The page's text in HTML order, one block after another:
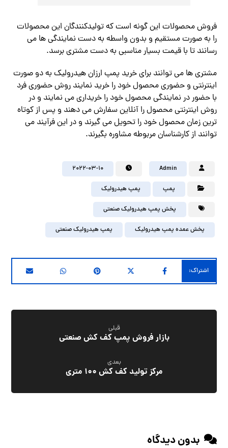
فروش محصولات این گونه است که تولیدکنندگان این محصولات
را به صورت مستقیم و بدون واسطه به دست نمایندگی ها می
رسانند تا با قیمت بسیار مناسبی به دست مشتری برسد.
مشتری ها می توانند برای خرید پمپ ارزان هیدرولیک به دو صورت
اینترنتی و حضوری محصول خود را خرید نمایند روش حضوری فرد
با حضور در نمایندگی محصول خود را خریداری می نمایند و در
روش اینترنتی محصول را آنلاین سفارش می دهند و پس از کوتاه
ترین زمان محصول خود را تحویل می گیرند و در این فرآیند می
توانند از کارشناسان مربوطه مشاوره بگیرند.
Admin
2022-03-10
پمپ پمپ هیدرولیک
پخش پمپ هیدرولیک صنعتی
پخش عمده پمپ هیدرولیک پمپ هیدرولیک صنعتی
قبلی
بازار فروش پمپ کف کش صنعتی
بعدی
مرکز تولید کف کش ۱۰۰ متری
بدون دیدگاه